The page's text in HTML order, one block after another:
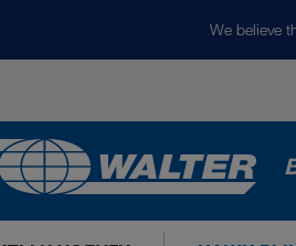
We believe